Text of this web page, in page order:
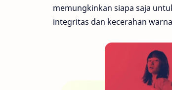
memungkinkan siapa saja
integritas dan kecerahan